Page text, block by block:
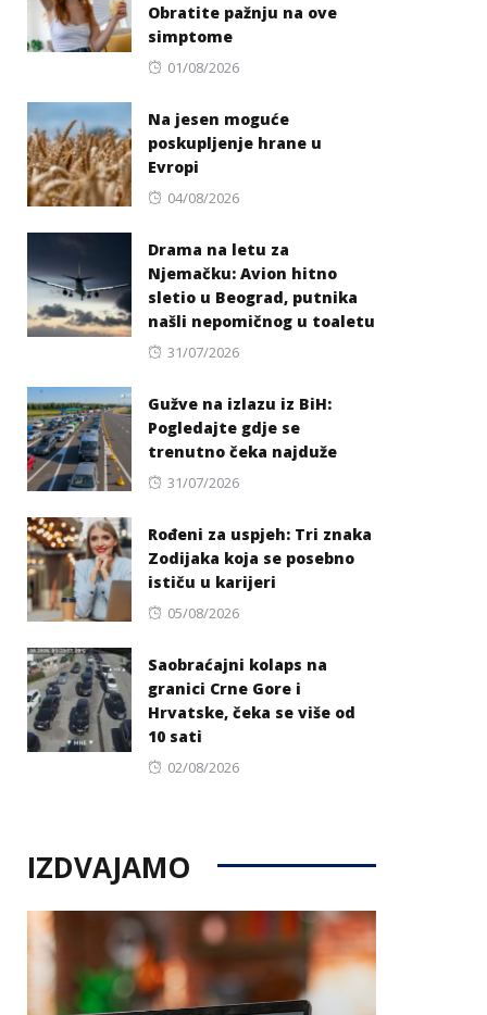
Obratite pažnju na ove
simptome
Posted
01/08/2026
Na jesen moguće
poskupljenje hrane u
Evropi
Posted
04/08/2026
Drama na letu za
Njemačku: Avion hitno
sletio u Beograd, putnika
našli nepomičnog u toaletu
Posted
31/07/2026
Gužve na izlazu iz BiH:
Pogledajte gdje se
trenutno čeka najduže
Posted
31/07/2026
Rođeni za uspjeh: Tri znaka
Zodijaka koja se posebno
ističu u karijeri
Posted
05/08/2026
Saobraćajni kolaps na
granici Crne Gore i
Hrvatske, čeka se više od
10 sati
Posted
02/08/2026
IZDVAJAMO